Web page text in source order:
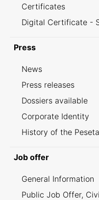
Certificates
Digital Certificate -
Press
News
Press releases
Dossiers available
Corporate Identity
History of the Peseta
Job offer
General Information
Public Job Offer,